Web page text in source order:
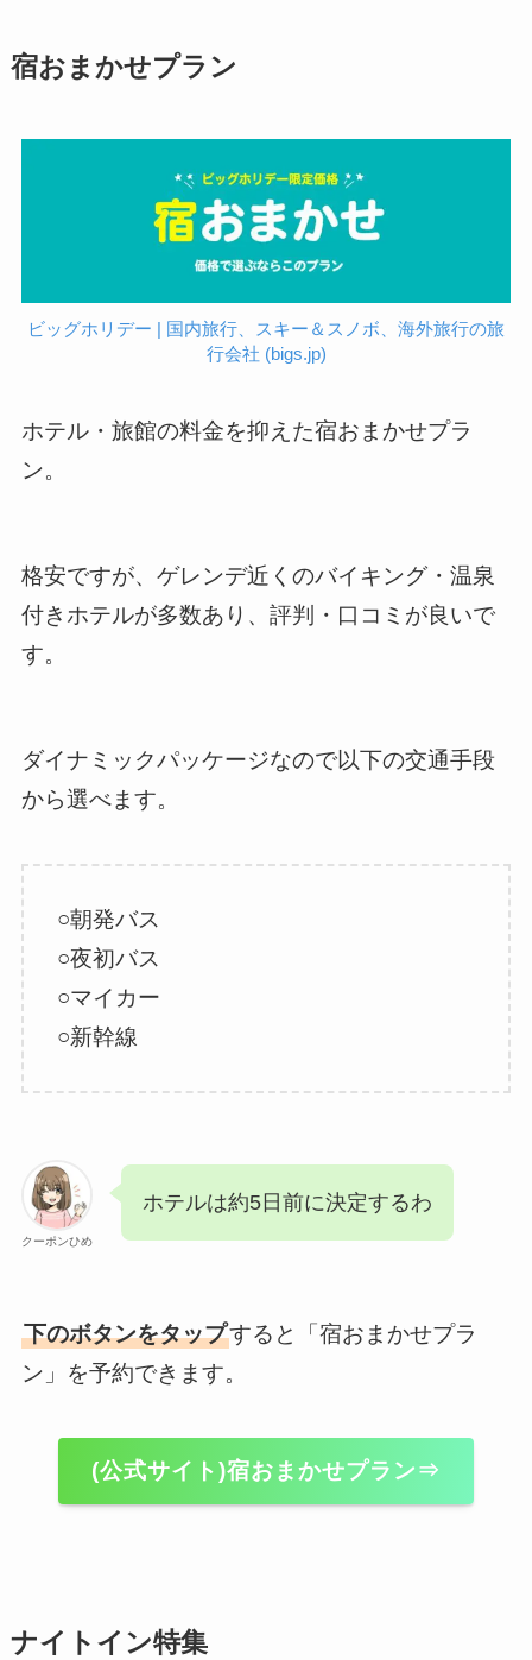
宿おまかせプラン
ビッグホリデー | 国内旅行、スキー＆スノボ、海外旅行の旅
行会社 (bigs.jp)
ホテル・旅館の料金を抑えた宿おまかせプラ
ン。
格安ですが、ゲレンデ近くのバイキング・温泉
付きホテルが多数あり、評判・口コミが良いで
す。
ダイナミックパッケージなので以下の交通手段
から選べます。
○朝発バス
○夜初バス
○マイカー
○新幹線
クーポンひめ
ホテルは約5日前に決定するわ
下のボタンをタップすると「宿おまかせプラ
ン」を予約できます。
(公式サイト)宿おまかせプラン⇒
ナイトイン特集